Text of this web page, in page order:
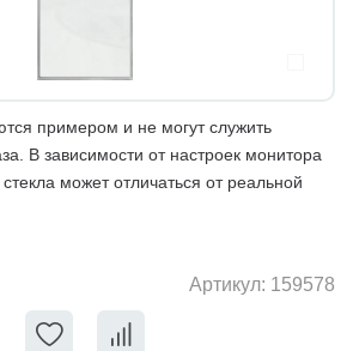
примером и не могут служить
В зависимости от настроек монитора
может отличаться от реальной
Артикул: 159578